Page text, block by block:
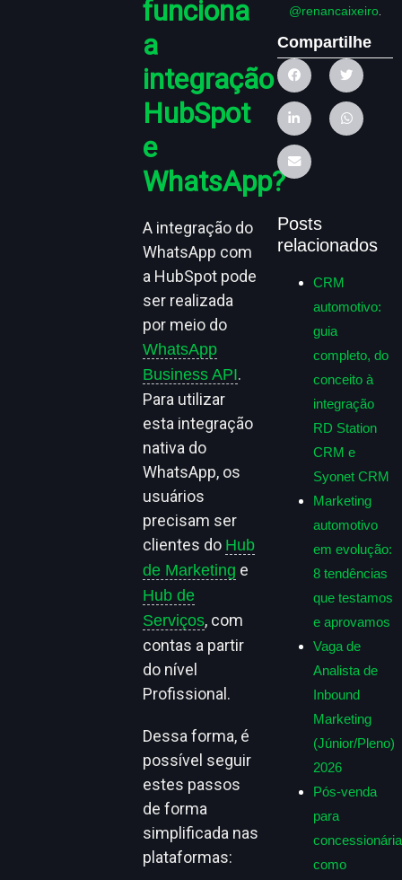
funciona
a
integração
HubSpot
e
WhatsApp?
A integração do
WhatsApp com
a HubSpot pode
ser realizada
por meio do
WhatsApp
Business API.
Para utilizar
esta integração
nativa do
WhatsApp, os
usuários
precisam ser
clientes do Hub
de Marketing e
Hub de
Serviços, com
contas a partir
do nível
Profissional.
Dessa forma, é
possível seguir
estes passos
de forma
simplificada nas
plataformas:
@renancaixeiro.
Compartilhe
Posts
relacionados
CRM
automotivo:
guia
completo, do
conceito à
integração
RD Station
CRM e
Syonet CRM
Marketing
automotivo
em evolução:
8 tendências
que testamos
e aprovamos
Vaga de
Analista de
Inbound
Marketing
(Júnior/Pleno)
2026
Pós-venda
para
como